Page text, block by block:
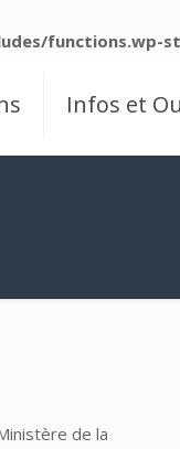
functions.wp-
Infos et
de la